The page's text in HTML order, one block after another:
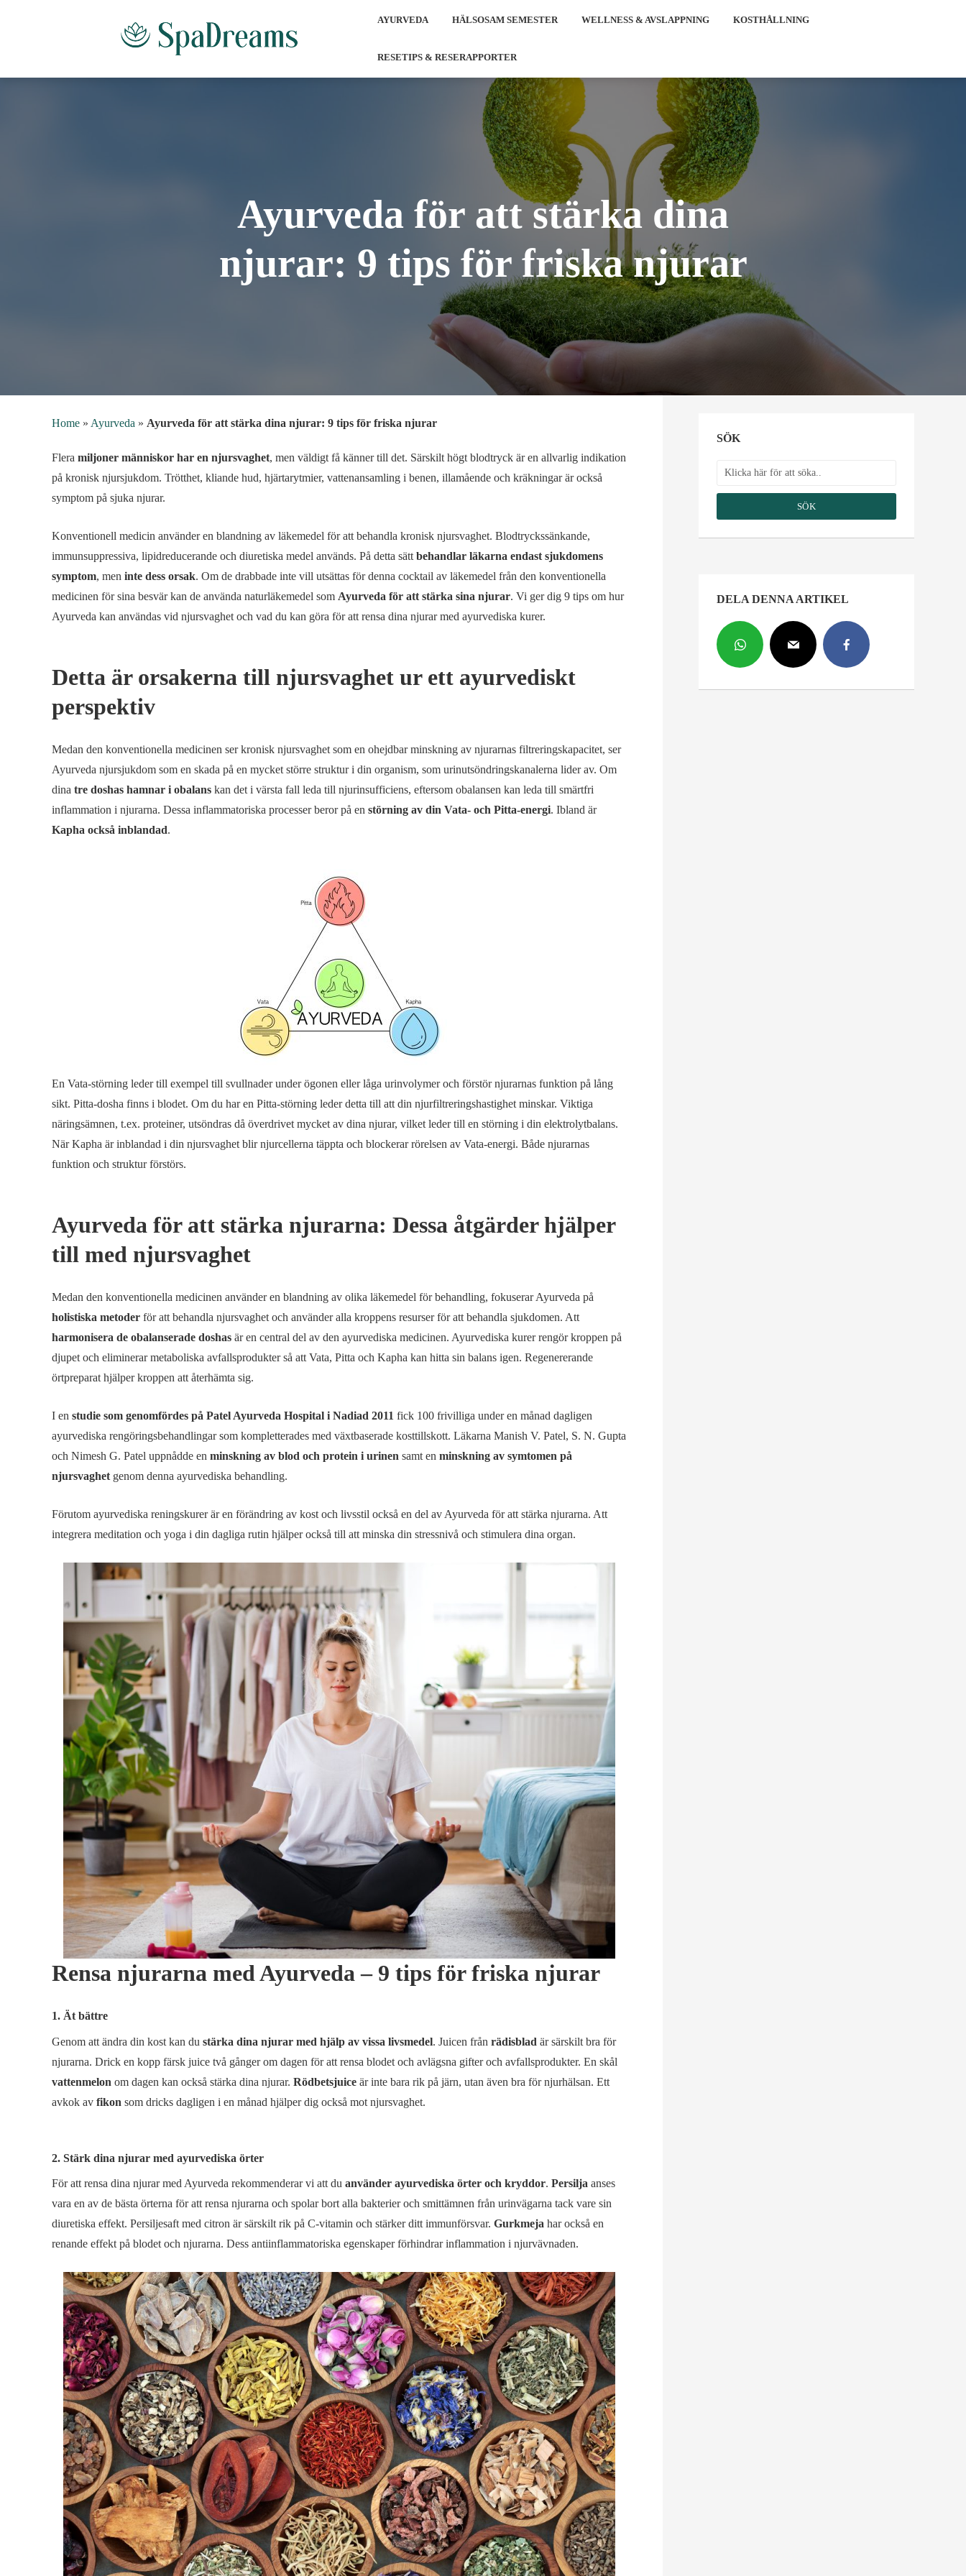
AYURVEDA HÄLSOSAM SEMESTER WELLNESS & AVSLAPPNING KOSTHÅLLNING
RESETIPS & RESERAPPORTER
Ayurveda för att stärka dina
njurar: 9 tips för friska njurar
Home » Ayurveda » Ayurveda för att stärka dina njurar: 9 tips för friska njurar
Flera miljoner människor har en njursvaghet, men väldigt få känner till det. Särskilt högt blodtryck är en allvarlig indikation
på kronisk njursjukdom. Trötthet, kliande hud, hjärtarytmier, vattenansamling i benen, illamående och kräkningar är också
symptom på sjuka njurar.
Konventionell medicin använder en blandning av läkemedel för att behandla kronisk njursvaghet. Blodtryckssänkande,
immunsuppressiva, lipidreducerande och diuretiska medel används. På detta sätt behandlar läkarna endast sjukdomens
symptom, men inte dess orsak. Om de drabbade inte vill utsättas för denna cocktail av läkemedel från den konventionella
medicinen för sina besvär kan de använda naturläkemedel som Ayurveda för att stärka sina njurar. Vi ger dig 9 tips om hur
Ayurveda kan användas vid njursvaghet och vad du kan göra för att rensa dina njurar med ayurvediska kurer.
Detta är orsakerna till njursvaghet ur ett ayurvediskt
perspektiv
Medan den konventionella medicinen ser kronisk njursvaghet som en ohejdbar minskning av njurarnas filtreringskapacitet, ser
Ayurveda njursjukdom som en skada på en mycket större struktur i din organism, som urinutsöndringskanalerna lider av. Om
dina tre doshas hamnar i obalans kan det i värsta fall leda till njurinsufficiens, eftersom obalansen kan leda till smärtfri
inflammation i njurarna. Dessa inflammatoriska processer beror på en störning av din Vata- och Pitta-energi. Ibland är
Kapha också inblandad.
En Vata-störning leder till exempel till svullnader under ögonen eller låga urinvolymer och förstör njurarnas funktion på lång
sikt. Pitta-dosha finns i blodet. Om du har en Pitta-störning leder detta till att din njurfiltreringshastighet minskar. Viktiga
näringsämnen, t.ex. proteiner, utsöndras då överdrivet mycket av dina njurar, vilket leder till en störning i din elektrolytbalans.
När Kapha är inblandad i din njursvaghet blir njurcellerna täppta och blockerar rörelsen av Vata-energi. Både njurarnas
funktion och struktur förstörs.
Ayurveda för att stärka njurarna: Dessa åtgärder hjälper
till med njursvaghet
Medan den konventionella medicinen använder en blandning av olika läkemedel för behandling, fokuserar Ayurveda på
holistiska metoder för att behandla njursvaghet och använder alla kroppens resurser för att behandla sjukdomen. Att
harmonisera de obalanserade doshas är en central del av den ayurvediska medicinen. Ayurvediska kurer rengör kroppen på
djupet och eliminerar metaboliska avfallsprodukter så att Vata, Pitta och Kapha kan hitta sin balans igen. Regenererande
örtpreparat hjälper kroppen att återhämta sig.
I en studie som genomfördes på Patel Ayurveda Hospital i Nadiad 2011 fick 100 frivilliga under en månad dagligen
ayurvediska rengöringsbehandlingar som kompletterades med växtbaserade kosttillskott. Läkarna Manish V. Patel, S. N. Gupta
och Nimesh G. Patel uppnådde en minskning av blod och protein i urinen samt en minskning av symtomen på
njursvaghet genom denna ayurvediska behandling.
Förutom ayurvediska reningskurer är en förändring av kost och livsstil också en del av Ayurveda för att stärka njurarna. Att
integrera meditation och yoga i din dagliga rutin hjälper också till att minska din stressnivå och stimulera dina organ.
Rensa njurarna med Ayurveda – 9 tips för friska njurar
1. Ät bättre
Genom att ändra din kost kan du stärka dina njurar med hjälp av vissa livsmedel. Juicen från rädisblad är särskilt bra för
njurarna. Drick en kopp färsk juice två gånger om dagen för att rensa blodet och avlägsna gifter och avfallsprodukter. En skål
vattenmelon om dagen kan också stärka dina njurar. Rödbetsjuice är inte bara rik på järn, utan även bra för njurhälsan. Ett
avkok av fikon som dricks dagligen i en månad hjälper dig också mot njursvaghet.
2. Stärk dina njurar med ayurvediska örter
För att rensa dina njurar med Ayurveda rekommenderar vi att du använder ayurvediska örter och kryddor. Persilja anses
vara en av de bästa örterna för att rensa njurarna och spolar bort alla bakterier och smittämnen från urinvägarna tack vare sin
diuretiska effekt. Persiljesaft med citron är särskilt rik på C-vitamin och stärker ditt immunförsvar. Gurkmeja har också en
renande effekt på blodet och njurarna. Dess antiinflammatoriska egenskaper förhindrar inflammation i njurvävnaden.
SÖK
SÖK
DELA DENNA ARTIKEL